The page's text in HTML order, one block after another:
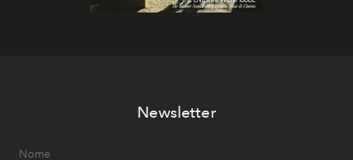
Newsletter